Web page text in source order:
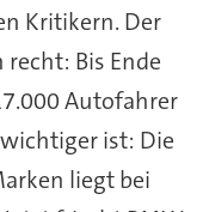
Kritikern. Der
Bis Ende
Autofahrer
ist: Die
liegt bei